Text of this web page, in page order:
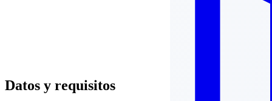
Datos y requisitos